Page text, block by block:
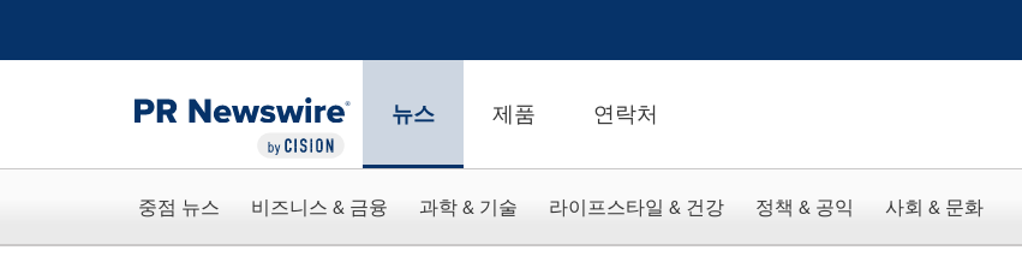
뉴스 제품 연락처
중점 뉴스 비즈니스 & 금융 과학 & 기술 라이프스타일 & 건강 정책 & 공익 사회 & 문화